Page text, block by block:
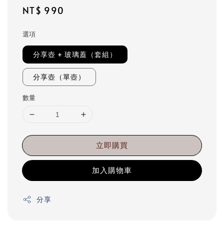
Regular
NT$ 990
選項
分享壺 + 玻璃蓋（套組）
分享壺（單壺）
數量
立即購買
加入購物車
分享